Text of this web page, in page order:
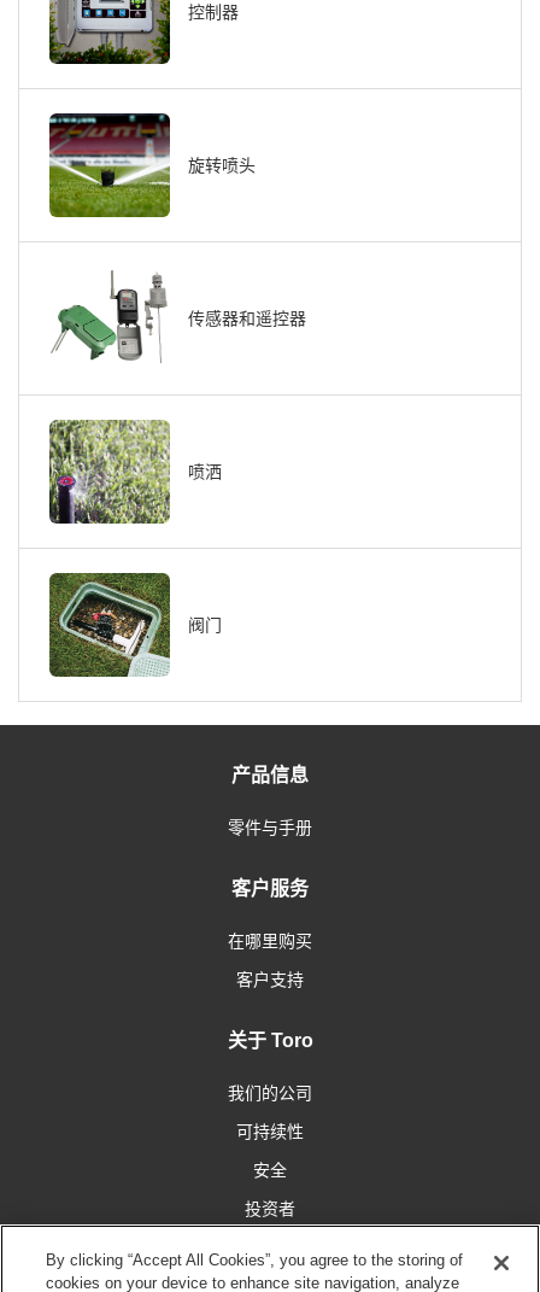
控制器
旋转喷头
传感器和遥控器
喷洒
阀门
产品信息
零件与手册
客户服务
在哪里购买
客户支持
关于 Toro
我们的公司
可持续性
安全
投资者
By clicking “Accept All Cookies”, you agree to the storing of
cookies on your device to enhance site navigation, analyze